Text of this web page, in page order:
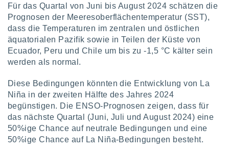
Für das Quartal von Juni bis August 2024 schätzen die
Prognosen der Meeresoberflächentemperatur (SST),
dass die Temperaturen im zentralen und östlichen
äquatorialen Pazifik sowie in Teilen der Küste von
Ecuador, Peru und Chile um bis zu -1,5 °C kälter sein
werden als normal.
Diese Bedingungen könnten die Entwicklung von La
Niña in der zweiten Hälfte des Jahres 2024
begünstigen. Die ENSO-Prognosen zeigen, dass für
das nächste Quartal (Juni, Juli und August 2024) eine
50%ige Chance auf neutrale Bedingungen und eine
50%ige Chance auf La Niña-Bedingungen besteht.